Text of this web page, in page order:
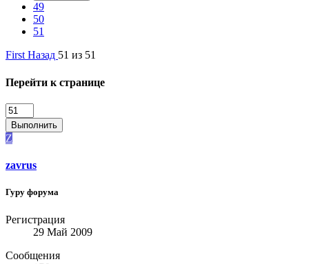
49
50
51
First Назад 51 из 51
Перейти к странице
Выполнить
Z
zavrus
Гуру форума
Регистрация
29 Май 2009
Сообщения